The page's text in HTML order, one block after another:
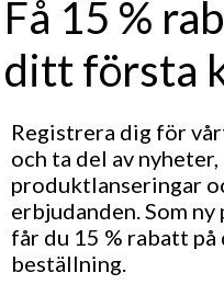
Utmärkt för
OUTDOOR LIFE
Få 15 %
ditt första
Registrera dig för
och ta del av nyheter,
produktlanseringar
erbjudanden. Som
får du 15 % rabatt
beställning.